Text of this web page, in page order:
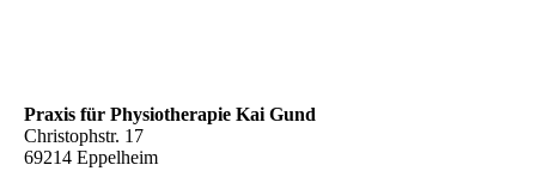
Praxis für Physiotherapie Kai Gund
Christophstr. 17
69214 Eppelheim